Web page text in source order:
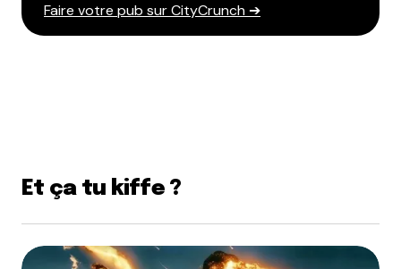
Faire votre pub sur CityCrunch ➔
Et ça tu kiffe ?